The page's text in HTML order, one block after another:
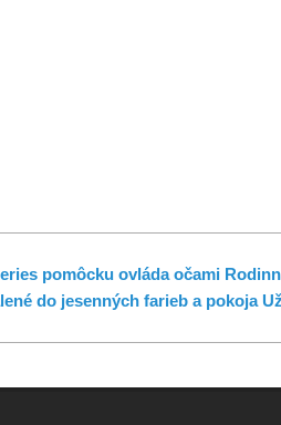
pomôcku ovláda očami
do jesenných farieb a pokoja